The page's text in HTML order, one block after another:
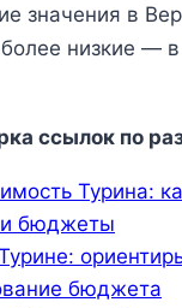
значения в
низкие —
ссылок по
Турина:
бюджеты
бюджета